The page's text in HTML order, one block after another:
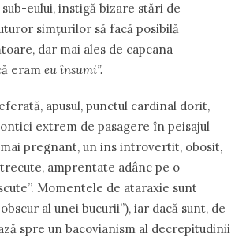
eului, instigă bizare stări de
simțurilor să facă posibilă
dar mai ales de capcana
eram eu însumi”.
apusul, punctul cardinal dorit,
extrem de pasagere în peisajul
pregnant, un ins introvertit, obosit,
amprentate adânc pe o
Momentele de ataraxie sunt
al unei bucurii”), iar dacă sunt, de
spre un bacovianism al decrepitudinii